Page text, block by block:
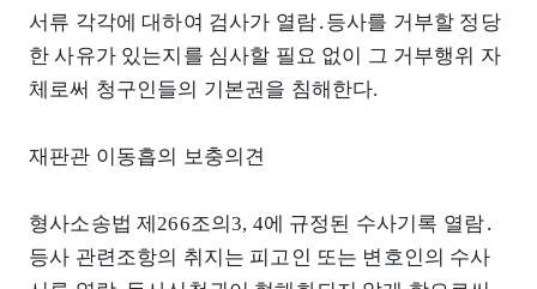
서류 각각에 대하여 검사가 열람․등사를 거부할 정당
한 사유가 있는지를 심사할 필요 없이 그 거부행위 자
체로써 청구인들의 기본권을 침해한다.
재판관 이동흡의 보충의견
형사소송법 제266조의3, 4에 규정된 수사기록 열람․
등사 관련조항의 취지는 피고인 또는 변호인의 수사